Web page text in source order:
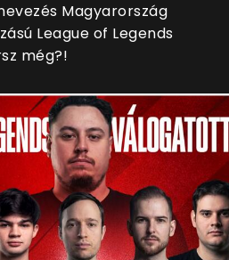
Magyarország
League of Legends
még?!